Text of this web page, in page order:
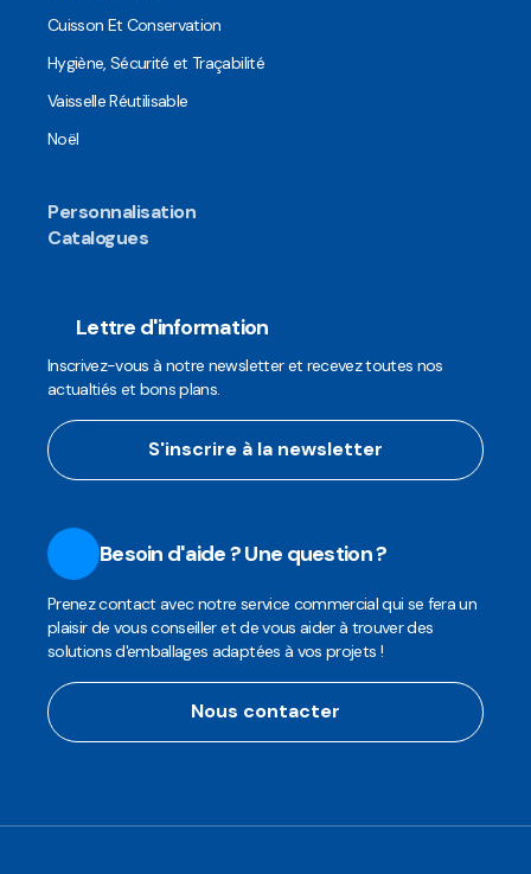
Cuisson Et Conservation
Hygiène, Sécurité et Traçabilité
Vaisselle Réutilisable
Noël
Personnalisation
Catalogues
Lettre d'information
Inscrivez-vous à notre newsletter et recevez toutes nos
actualtiés et bons plans.
S'inscrire à la newsletter
Besoin d'aide ? Une question ?
Prenez contact avec notre service commercial qui se fera un
plaisir de vous conseiller et de vous aider à trouver des
solutions d'emballages adaptées à vos projets !
Nous contacter